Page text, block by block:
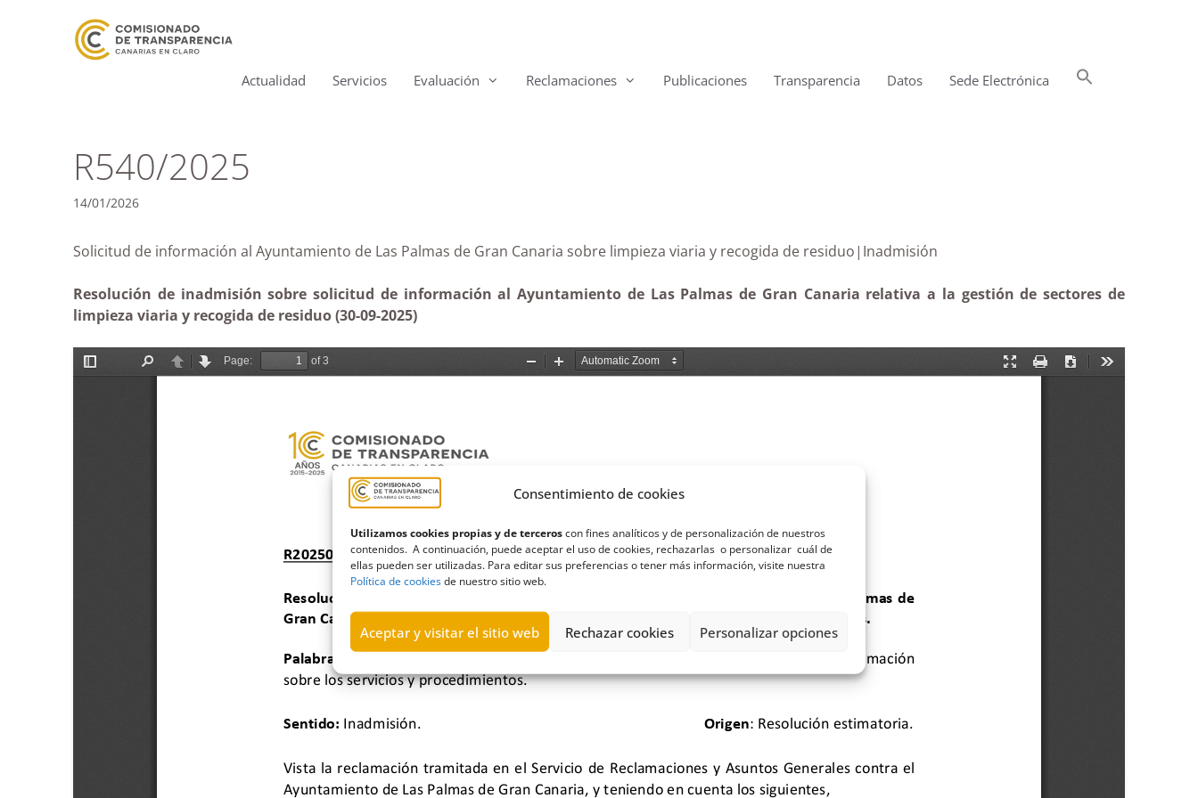
Consentimiento de cookies
Utilizamos cookies propias y de terceroscon fines analíticos y de personalización de nuestros
contenidos. A continuación, puede aceptar el uso de cookies, rechazarlas o personalizar cuál de
ellas pueden ser utilizadas. Para editar sus preferencias o tener más información, visite nuestra
Política de cookiesde nuestro sitio web.
Aceptar y visitar el sitio web Rechazar cookies Personalizar opciones
Actualidad Servicios Evaluación Reclamaciones Publicaciones Transparencia Datos Sede Electrónica
R540/2025
14/01/2026
Solicitud de información al Ayuntamiento de Las Palmas de Gran Canaria sobre limpieza viaria y recogida de residuo|Inadmisión
Resolución de inadmisión sobre solicitud de información al Ayuntamiento de Las Palmas de Gran Canaria relativa a la gestión de sectores de
limpieza viaria y recogida de residuo (30-09-2025)